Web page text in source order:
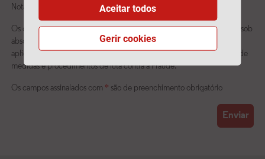
Gerir cookies
Aceitar todos